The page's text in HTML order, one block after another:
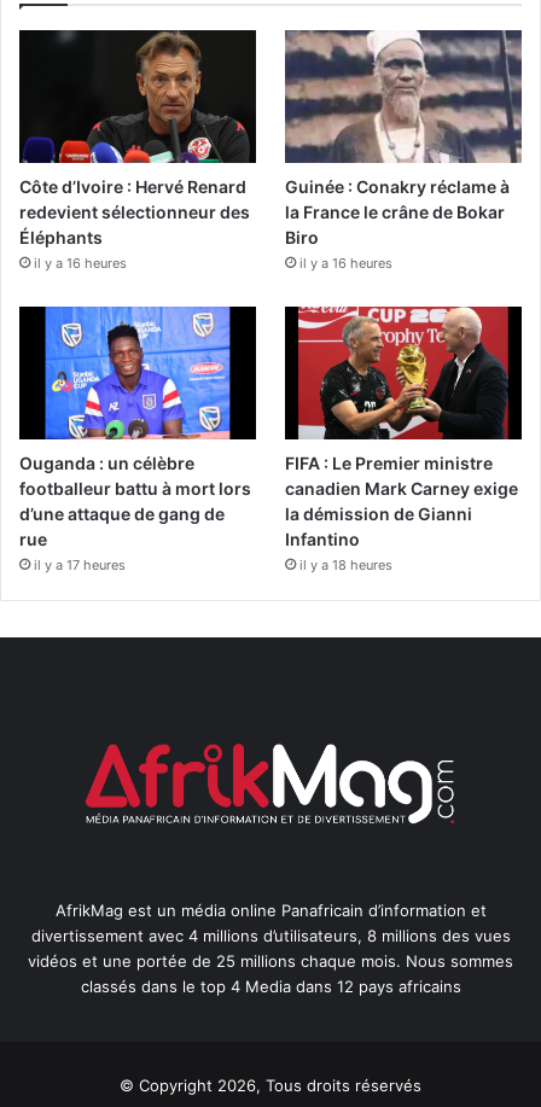
Côte d’Ivoire : Hervé Renard
redevient sélectionneur des
Éléphants
il y a 16 heures
Guinée : Conakry réclame à
la France le crâne de Bokar
Biro
il y a 16 heures
Ouganda : un célèbre
footballeur battu à mort lors
d’une attaque de gang de
rue
il y a 17 heures
FIFA : Le Premier ministre
canadien Mark Carney exige
la démission de Gianni
Infantino
il y a 18 heures
AfrikMag est un média online Panafricain d’information et
divertissement avec 4 millions d’utilisateurs, 8 millions des vues
vidéos et une portée de 25 millions chaque mois. Nous sommes
classés dans le top 4 Media dans 12 pays africains
© Copyright 2026, Tous droits réservés